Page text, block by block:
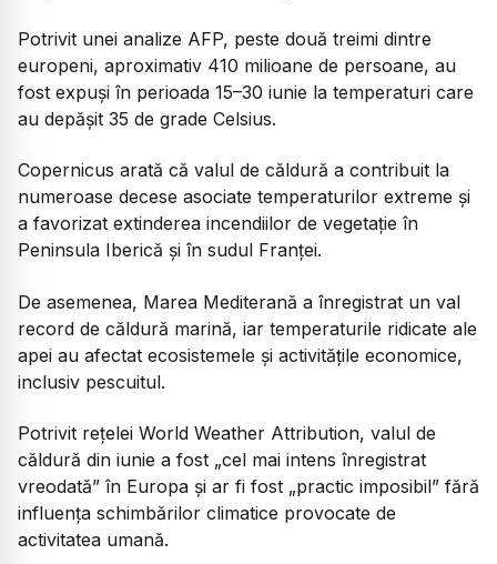
Potrivit unei analize AFP, peste două treimi dintre
europeni, aproximativ 410 milioane de persoane, au
fost expuși în perioada 15–30 iunie la temperaturi care
au depășit 35 de grade Celsius.
Copernicus arată că valul de căldură a contribuit la
numeroase decese asociate temperaturilor extreme și
a favorizat extinderea incendiilor de vegetație în
Peninsula Iberică și în sudul Franței.
De asemenea, Marea Mediterană a înregistrat un val
record de căldură marină, iar temperaturile ridicate ale
apei au afectat ecosistemele și activitățile economice,
inclusiv pescuitul.
Potrivit rețelei World Weather Attribution, valul de
căldură din iunie a fost „cel mai intens înregistrat
vreodată” în Europa și ar fi fost „practic imposibil” fără
influența schimbărilor climatice provocate de
activitatea umană.